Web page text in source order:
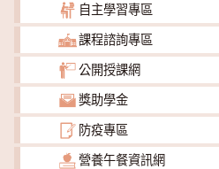
自主學習專區
課程諮詢專區
公開授課網
獎助學金
防疫專區
營養午餐資訊網